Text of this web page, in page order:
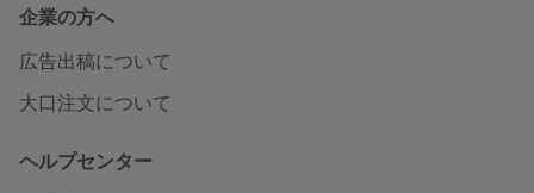
企業の方へ
広告出稿について
大口注文について
ヘルプセンター